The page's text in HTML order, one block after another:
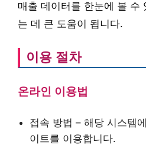
매출 데이터를 한눈에 볼 수
는 데 큰 도움이 됩니다.
이용 절차
온라인 이용법
접속 방법 – 해당 시스템
이트를 이용합니다.